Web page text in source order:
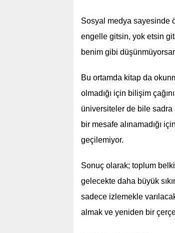
Sosyal medya sayesinde
engelle gitsin, yok etsin
benim gibi
Bu ortamda kitap da
olmadığı için bilişim
üniversiteler de bile sadra
bir mesafe alınamadığı
geçilemiyor.
Sonuç olarak; toplum belki
gelecekte daha büyük
sadece izlemekle
almak ve yeniden bir